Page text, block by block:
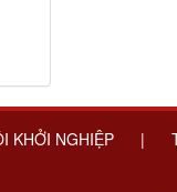
KHỞI NGHIỆP |